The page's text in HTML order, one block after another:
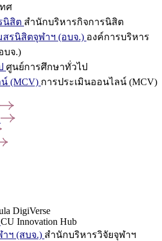
ศ
นิสิต สำนักบริหารกิจการนิสิต
รนิสิตจุฬาฯ (อบจ.) องค์การบริหาร
บจ.)
ศูนย์การศึกษาทั่วไป
(MCV) การประเมินออนไลน์ (MCV)
DigiVerse
CU Innovation Hub
ฯ (สบจ.) สำนักบริหารวิจัยจุฬาฯ